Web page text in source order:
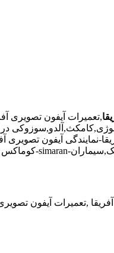
,تعمیرات آیفون تصویری
نمایندگی آیفون تصویری
,تعمیرات آیفون